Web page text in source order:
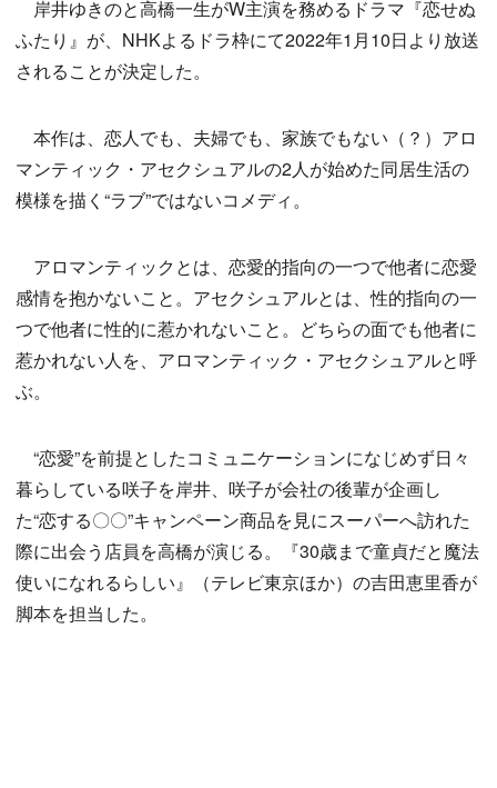
岸井ゆきのと高橋一生がW主演を務めるドラマ『恋せぬ
ふたり』が、NHKよるドラ枠にて2022年1月10日より放送
されることが決定した。
本作は、恋人でも、夫婦でも、家族でもない（？）アロ
マンティック・アセクシュアルの2人が始めた同居生活の
模様を描く“ラブ”ではないコメディ。
アロマンティックとは、恋愛的指向の一つで他者に恋愛
感情を抱かないこと。アセクシュアルとは、性的指向の一
つで他者に性的に惹かれないこと。どちらの面でも他者に
惹かれない人を、アロマンティック・アセクシュアルと呼
ぶ。
“恋愛”を前提としたコミュニケーションになじめず日々
暮らしている咲子を岸井、咲子が会社の後輩が企画し
た“恋する〇〇”キャンペーン商品を見にスーパーへ訪れた
際に出会う店員を高橋が演じる。『30歳まで童貞だと魔法
使いになれるらしい』（テレビ東京ほか）の吉田恵里香が
脚本を担当した。